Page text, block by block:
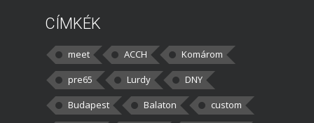
CÍMKÉK
meet ACCH
Komárom
pre65
Lurdy
DNY
Budapest
Balaton
custom